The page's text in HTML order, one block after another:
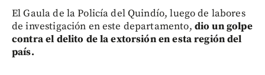
El Gaula de la Policía del Quindío, luego de labores
de investigación en este departamento, dio un golpe
contra el delito de la extorsión en esta región del
país.